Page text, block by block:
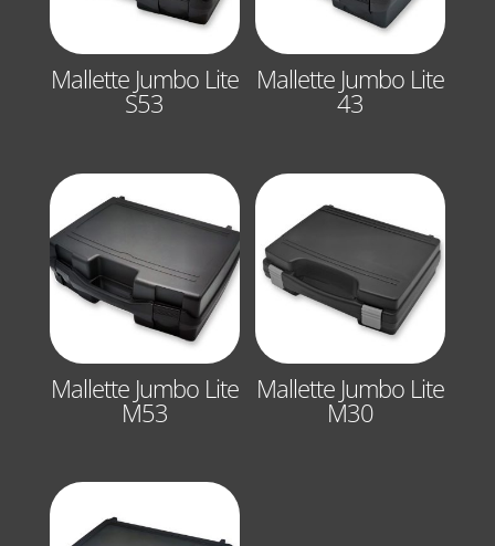
Mallette Jumbo Lite
S53
Mallette Jumbo Lite
43
Mallette Jumbo Lite
M53
Mallette Jumbo Lite
M30